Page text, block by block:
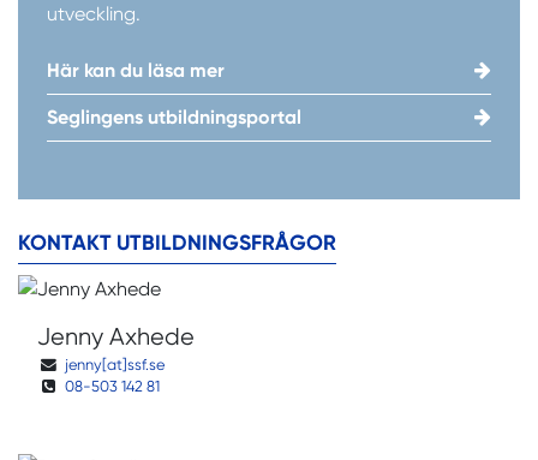
utveckling.
Här kan du läsa mer
Seglingens utbildningsportal
KONTAKT UTBILDNINGSFRÅGOR
Jenny Axhede
jenny[at]ssf.se
08-503 142 81